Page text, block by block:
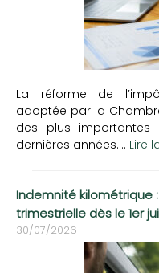
La réforme de
adoptée par la
des plus importantes
dernières années.... Lire
Indemnité kilométrique
trimestrielle dès le 1er
30/07/2026